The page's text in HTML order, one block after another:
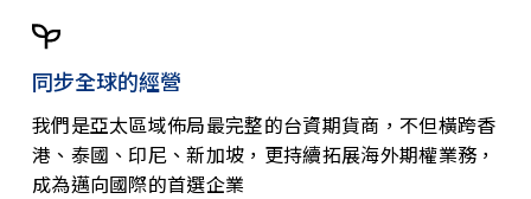
同步全球的經營
我們是亞太區域佈局最完整的台資期貨商，不但橫跨香
港、泰國、印尼、新加坡，更持續拓展海外期權業務，
成為邁向國際的首選企業